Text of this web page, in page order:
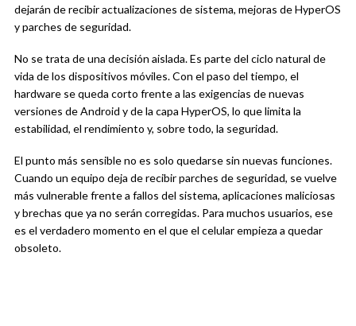
dejarán de recibir actualizaciones de sistema, mejoras de HyperOS
y parches de seguridad.
No se trata de una decisión aislada. Es parte del ciclo natural de
vida de los dispositivos móviles. Con el paso del tiempo, el
hardware se queda corto frente a las exigencias de nuevas
versiones de Android y de la capa HyperOS, lo que limita la
estabilidad, el rendimiento y, sobre todo, la seguridad.
El punto más sensible no es solo quedarse sin nuevas funciones.
Cuando un equipo deja de recibir parches de seguridad, se vuelve
más vulnerable frente a fallos del sistema, aplicaciones maliciosas
y brechas que ya no serán corregidas. Para muchos usuarios, ese
es el verdadero momento en el que el celular empieza a quedar
obsoleto.